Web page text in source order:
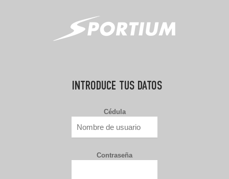
INTRODUCE TUS DATOS
Cédula
Contraseña